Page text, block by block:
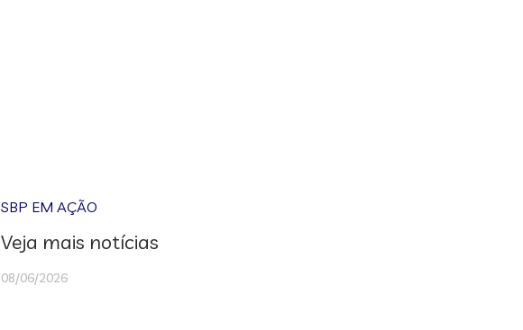
SBP EM AÇÃO
Veja mais notícias
08/06/2026